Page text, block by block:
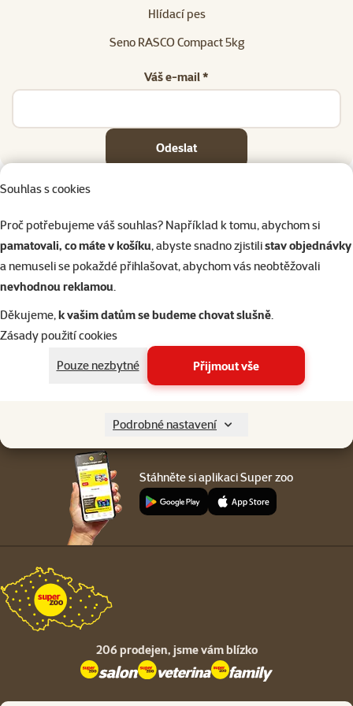
Souhlas s cookies
Proč potřebujeme váš souhlas? Například k tomu, abychom si
pamatovali, co máte v košíku, abyste snadno zjistilistav objednávky
a nemuseli se pokaždé přihlašovat, abychom vás neobtěžovali
nevhodnou reklamou.
Děkujeme,k vašim datům se budeme chovat slušně.
Zásady použití cookies
Pouze nezbytné
Přijmout vše
Podrobné nastavení
Hlídací pes
Seno RASCO Compact 5kg
Váš e-mail *
Odeslat
Napište nám
eshop@superzoo.cz
321 000 180
Po–Pá 7:00 – 18:00
Online chat
nebo
206 prodejen
Menu v patičce
Pro zákazníky
Stáhněte si aplikaci Super zoo
206 prodejen, jsme vám blízko